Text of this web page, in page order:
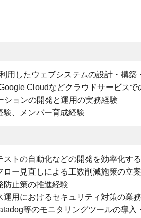
用したウェブシステムの設計・構築
Cloudなどクラウドサービス
ションの開発と運用の実務経験
験、メンバー育成経験
ストの自動化などの開発を効率化す
ロー見直しによる工数削減施策の立
防止策の推進経験
運用におけるセキュリティ対策の業
等のモニタリングツールの導入